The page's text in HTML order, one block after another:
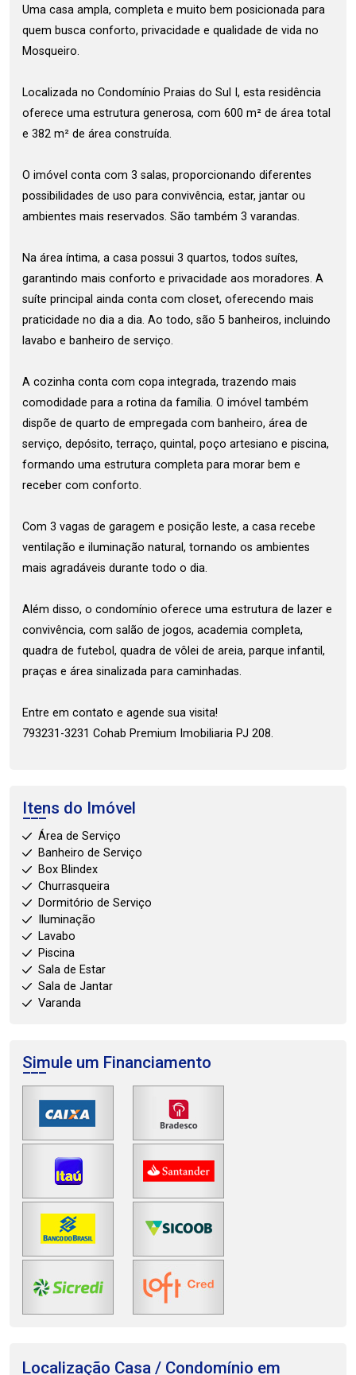
Uma casa ampla, completa e muito bem posicionada para
quem busca conforto, privacidade e qualidade de vida no
Mosqueiro.
Localizada no Condomínio Praias do Sul I, esta residência
oferece uma estrutura generosa, com 600 m² de área total
e 382 m² de área construída.
O imóvel conta com 3 salas, proporcionando diferentes
possibilidades de uso para convivência, estar, jantar ou
ambientes mais reservados. São também 3 varandas.
Na área íntima, a casa possui 3 quartos, todos suítes,
garantindo mais conforto e privacidade aos moradores. A
suíte principal ainda conta com closet, oferecendo mais
praticidade no dia a dia. Ao todo, são 5 banheiros, incluindo
lavabo e banheiro de serviço.
A cozinha conta com copa integrada, trazendo mais
comodidade para a rotina da família. O imóvel também
dispõe de quarto de empregada com banheiro, área de
serviço, depósito, terraço, quintal, poço artesiano e piscina,
formando uma estrutura completa para morar bem e
receber com conforto.
Com 3 vagas de garagem e posição leste, a casa recebe
ventilação e iluminação natural, tornando os ambientes
mais agradáveis durante todo o dia.
Além disso, o condomínio oferece uma estrutura de lazer e
convivência, com salão de jogos, academia completa,
quadra de futebol, quadra de vôlei de areia, parque infantil,
praças e área sinalizada para caminhadas.
Entre em contato e agende sua visita!
793231-3231 Cohab Premium Imobiliaria PJ 208.
Itens do Imóvel
Área de Serviço
Banheiro de Serviço
Box Blindex
Churrasqueira
Dormitório de Serviço
Iluminação
Lavabo
Piscina
Sala de Estar
Sala de Jantar
Varanda
Simule um Financiamento
Localização Casa / Condomínio em